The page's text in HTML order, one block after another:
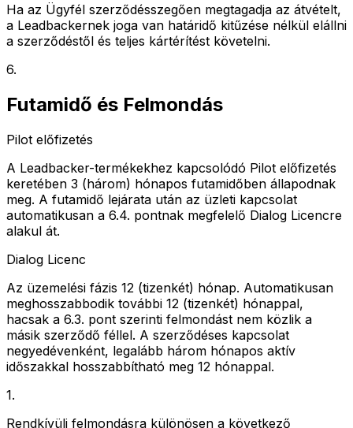
Ha az Ügyfél szerződésszegően megtagadja az átvételt,
a Leadbackernek joga van határidő kitűzése nélkül elállni
a szerződéstől és teljes kártérítést követelni.
6.
Futamidő és Felmondás
Pilot előfizetés
A Leadbacker-termékekhez kapcsolódó Pilot előfizetés
keretében 3 (három) hónapos futamidőben állapodnak
meg. A futamidő lejárata után az üzleti kapcsolat
automatikusan a 6.4. pontnak megfelelő Dialog Licencre
alakul át.
Dialog Licenc
Az üzemelési fázis 12 (tizenkét) hónap. Automatikusan
meghosszabbodik további 12 (tizenkét) hónappal,
hacsak a 6.3. pont szerinti felmondást nem közlik a
másik szerződő féllel. A szerződéses kapcsolat
negyedévenként, legalább három hónapos aktív
időszakkal hosszabbítható meg 12 hónappal.
1.
Rendkívüli felmondásra különösen a következő